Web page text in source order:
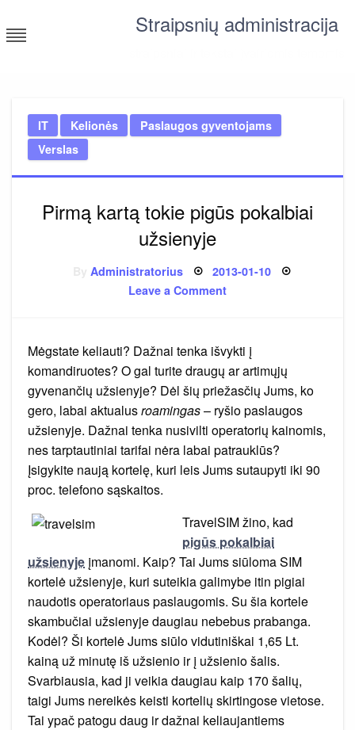
to
content
Straipsnių administracija
IT Kelionės
Paslaugos gyventojams
Verslas
Pirmą kartą tokie pigūs pokalbiai
užsienyje
Administratorius Posted
on
2013-01-10
Leave a Commenton
Pirmą
pokalbiai
užsienyje
Mėgstate keliauti? Dažnai tenka išvykti į
komandiruotes? O gal turite draugų ar artimųjų
gyvenančių užsienyje? Dėl šių priežasčių Jums, ko
gero, labai aktualusroamingas– ryšio paslaugos
užsienyje. Dažnai tenka nusivilti operatorių kainomis,
nes tarptautiniai tarifai nėra labai patrauklūs?
Įsigykite naują kortelę, kuri leis Jums sutaupyti iki 90
proc. telefono sąskaitos.
TravelSIM žino, kad
pigūs pokalbiai
užsienyje įmanomi. Kaip? Tai Jums siūloma SIM
kortelė užsienyje, kuri suteikia galimybe itin pigiai
naudotis operatoriaus paslaugomis. Su šia kortele
skambučiai užsienyje daugiau nebebus prabanga.
Kodėl? Ši kortelė Jums siūlo vidutiniškai 1,65 Lt.
kainą už minutę iš užsienio ir į užsienio šalis.
Svarbiausia, kad ji veikia daugiau kaip 170 šalių,
taigi Jums nereikės keisti kortelių skirtingose vietose.
Tai ypač patogu daug ir dažnai keliaujantiems